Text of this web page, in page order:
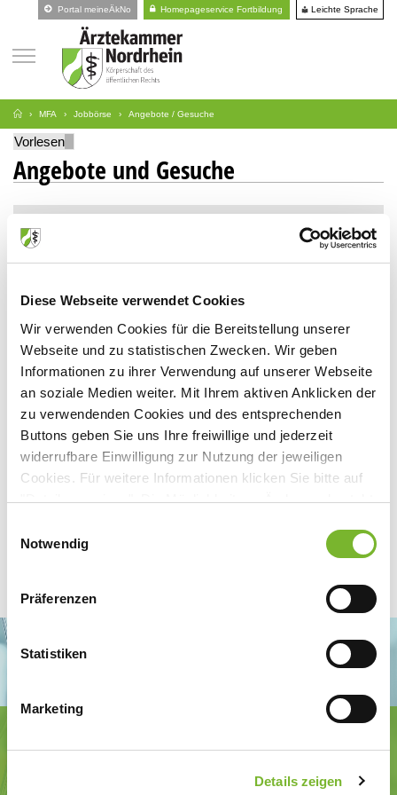
Diese Webseite verwendet Cookies
Wir verwenden Cookies für die Bereitstellung unserer
Webseite und zu statistischen Zwecken. Wir geben
Informationen zu ihrer Verwendung auf unserer Webseite
an soziale Medien weiter. Mit Ihrem aktiven Anklicken der
zu verwendenden Cookies und des entsprechenden
Buttons geben Sie uns Ihre freiwillige und jederzeit
widerrufbare Einwilligung zur Nutzung der jeweiligen
Cookies. Für weitere Informationen klicken Sie bitte auf
"Details anzeigen". Die Möglichkeit zur Änderung besteht
Datenschutzerklärung
Notwendig
Präferenzen
Statistiken
Marketing
Details zeigen
Portal meineÄkNo Homepageservice Fortbildung Leichte Sprache
MFA Jobbörse Angebote / Gesuche
Vorlesen
Angebote und Gesuche
Suche
Stellengesuche
Stellenangebote
Tersteegenstr. 9 · 40474 Düsseldorf